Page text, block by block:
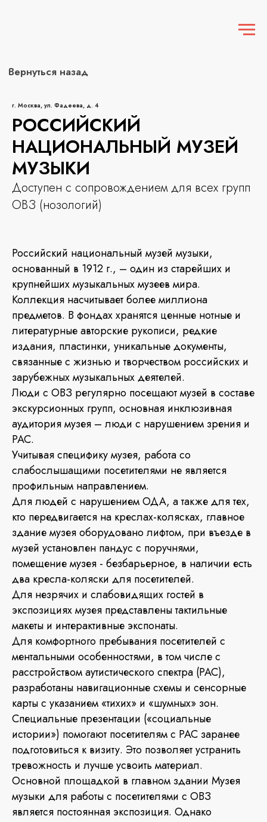
г. Москва, ул. Фадеева, д. 4
РОССИЙСКИЙ
НАЦИОНАЛЬНЫЙ МУЗЕЙ
МУЗЫКИ
Доступен с сопровождением для всех групп
ОВЗ (нозологий)
Российский национальный музей музыки,
основанный в 1912 г., – один из старейших и
крупнейших музыкальных музеев мира.
Коллекция насчитывает более миллиона
предметов. В фондах хранятся ценные нотные и
литературные авторские рукописи, редкие
издания, пластинки, уникальные документы,
связанные с жизнью и творчеством российских и
зарубежных музыкальных деятелей.
Люди с ОВЗ регулярно посещают музей в составе
экскурсионных групп, основная инклюзивная
аудитория музея – люди с нарушением зрения и
РАС.
Учитывая специфику музея, работа со
слабослышащими посетителями не является
профильным направлением.
Для людей с нарушением ОДА, а также для тех,
кто передвигается на креслах-колясках, главное
здание музея оборудовано лифтом, при въезде в
музей установлен пандус с поручнями,
помещение музея - безбарьерное, в наличии есть
два кресла-коляски для посетителей.
Для незрячих и слабовидящих гостей в
экспозициях музея представлены тактильные
макеты и интерактивные экспонаты.
Для комфортного пребывания посетителей с
ментальными особенностями, в том числе с
расстройством аутистического спектра (РАС),
разработаны навигационные схемы и сенсорные
карты с указанием «тихих» и «шумных» зон.
Специальные презентации («социальные
истории») помогают посетителям с РАС заранее
подготовиться к визиту. Это позволяет устранить
тревожность и лучше усвоить материал.
Основной площадкой в главном здании Музея
музыки для работы с посетителями с ОВЗ
является постоянная экспозиция. Однако